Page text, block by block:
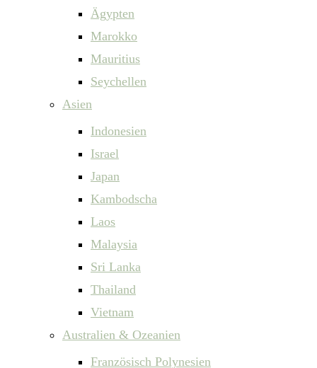
Ägypten
Marokko
Mauritius
Seychellen
Asien
Indonesien
Israel
Japan
Kambodscha
Laos
Malaysia
Sri Lanka
Thailand
Vietnam
Australien & Ozeanien
Französisch Polynesien